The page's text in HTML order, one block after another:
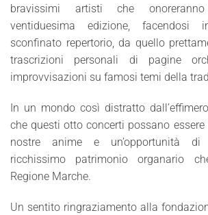
bravissimi artisti che
ventiduesima edizione, facendosi
sconfinato repertorio, da quello
trascrizioni personali di pagine
improvvisazioni su famosi temi della
In un mondo così distratto
che questi otto concerti possano
nostre anime e un’opportunità di
ricchissimo patrimonio organario
Regione Marche.
Un sentito ringraziamento alla